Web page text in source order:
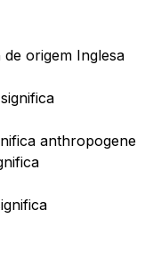
origem Inglesa
anthropogene